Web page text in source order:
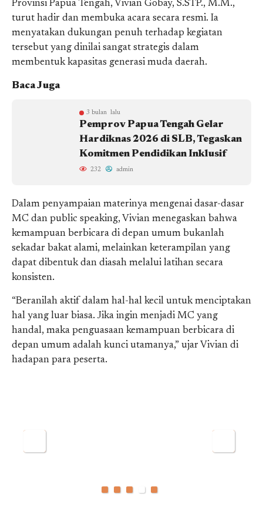
Provinsi Papua Tengah, Vivian Gobay, S.STP., M.M.,
turut hadir dan membuka acara secara resmi. Ia
menyatakan dukungan penuh terhadap kegiatan
tersebut yang dinilai sangat strategis dalam
membentuk kapasitas generasi muda daerah.
Baca Juga
3 bulan lalu
Pemprov Papua Tengah Gelar
Hardiknas 2026 di SLB, Tegaskan
Komitmen Pendidikan Inklusif
232 admin
Dalam penyampaian materinya mengenai dasar-dasar
MC dan public speaking, Vivian menegaskan bahwa
kemampuan berbicara di depan umum bukanlah
sekadar bakat alami, melainkan keterampilan yang
dapat dibentuk dan diasah melalui latihan secara
konsisten.
“Beranilah aktif dalam hal-hal kecil untuk menciptakan
hal yang luar biasa. Jika ingin menjadi MC yang
handal, maka penguasaan kemampuan berbicara di
depan umum adalah kunci utamanya,” ujar Vivian di
hadapan para peserta.